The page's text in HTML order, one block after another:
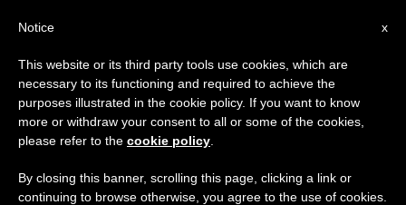
ETIQUETA
Posts Tagged ‘Saludos
Del Papa’
×
Aviso importante
Del 27 de julio al 7 de agosto haremos la pausa
anual, aprovechando que en el periodo de verano
se generan menos informaciones y también el
x
Notice
This website or its third party tools use cookies, which are
necessary to its functioning and required to achieve the
purposes illustrated in the cookie policy. If you want to know
more or withdraw your consent to all or some of the cookies,
please refer to the cookie policy
By closing this banner, scrolling this page, clicking a link or
continuing to browse otherwise, you agree to the use of cookies.